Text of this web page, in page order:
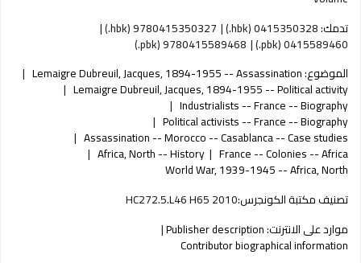
تدمك:0415350328 (hbk.)
9780415350327 (hbk.)
0415589460 (pbk.)
9780415589468 (pbk.)
الموضوع:Lemaigre Dubreuil, Jacques, 1894-1955 -- Assassination
Lemaigre Dubreuil, Jacques, 1894-1955 -- Political activity
Industrialists -- France -- Biography
Political activists -- France -- Biography
Assassination -- Morocco -- Casablanca -- Case studies
France -- Colonies -- Africa
Africa, North -- History
World War, 1939-1945 -- Africa, North
تصنيف مكتبة الكونجرس:HC272.5.L46 H65 2010
موارد على الانترنت:Publisher description
Contributor biographical information